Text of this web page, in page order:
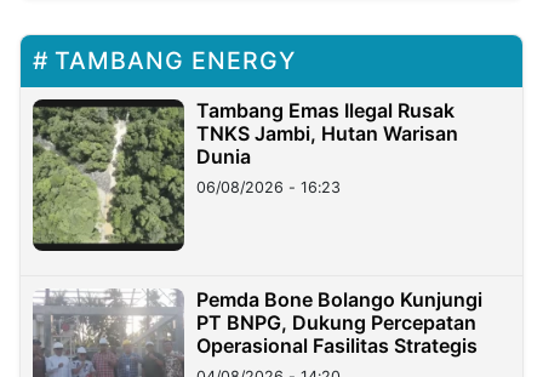
TAMBANG ENERGY
Tambang Emas Ilegal Rusak
TNKS Jambi, Hutan Warisan
Dunia
06/08/2026 - 16:23
Pemda Bone Bolango Kunjungi
PT BNPG, Dukung Percepatan
Operasional Fasilitas Strategis